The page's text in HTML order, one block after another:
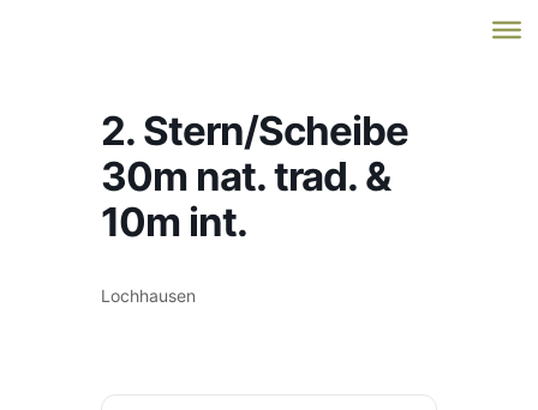
2. Stern/Scheibe
30m nat. trad. &
10m int.
Lochhausen